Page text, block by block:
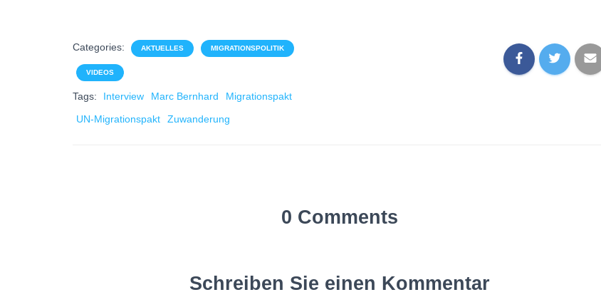
Categories: AKTUELLES MIGRATIONSPOLITIK
VIDEOS
Tags: Interview Marc Bernhard
Migrationspakt
UN-Migrationspakt
Zuwanderung
0 Comments
Schreiben Sie einen Kommentar